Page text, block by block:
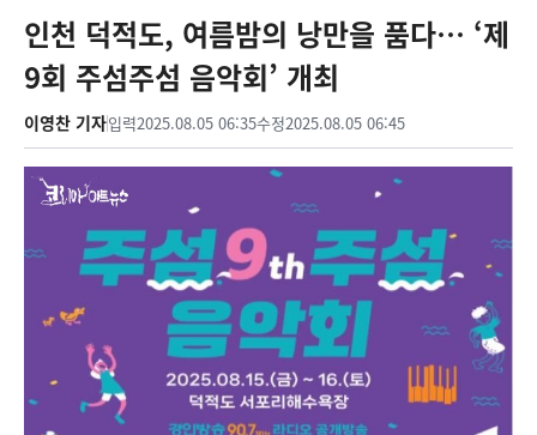
인천 덕적도, 여름밤의 낭만을 품다… ‘제
9회 주섬주섬 음악회’ 개최
이영찬 기자입력2025.08.05 06:35수정2025.08.05 06:45